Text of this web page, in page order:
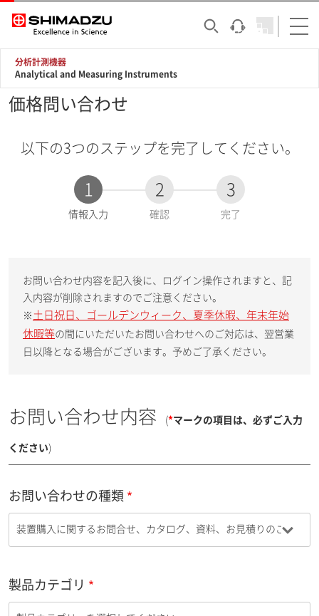
分析計測機器
Analytical and Measuring Instruments
価格問い合わせ
以下の3つのステップを完了してください。
1
現
情報入力
2
確認
3
完了
お問い合わせ内容を記入後に、ログイン操作されますと、記
入内容が削除されますのでご注意ください。
※ 土日祝日、ゴールデンウィーク、夏季休暇、年末年始
休暇等の間にいただいたお問い合わせへのご対応は、翌営業
日以降となる場合がございます。予めご了承ください。
お問い合わせ内容 (*マークの項目は、必ずご入力
ください)
お問い合わせの種類
製品カテゴリ